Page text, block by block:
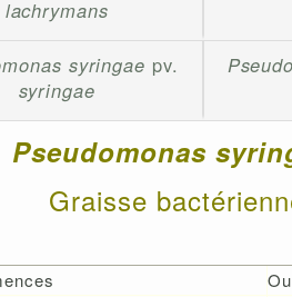
lachrymans
syringae pv.
syringae
Pseudomonas
Graisse